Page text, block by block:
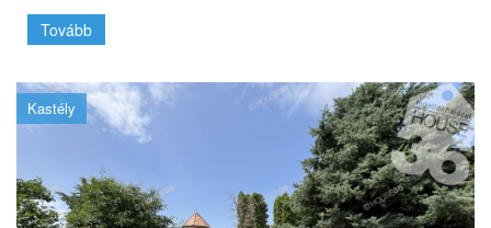
Tovább
Kastély